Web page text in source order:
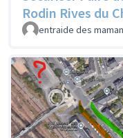
Rodin Rives du
entraide des